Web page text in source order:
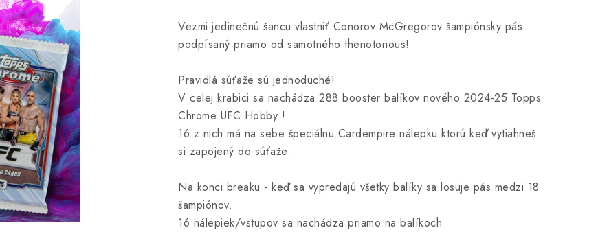
Vezmi jedinečnú šancu vlastniť Conorov McGregorov šampiónsky pás
podpísaný priamo od samotného thenotorious!
Pravidlá súťaže sú jednoduché!
V celej krabici sa nachádza 288 booster balíkov nového 2024-25 Topps
Chrome UFC Hobby !
16 z nich má na sebe špeciálnu Cardempire nálepku ktorú keď vytiahneš
si zapojený do súťaže.
Na konci breaku - keď sa vypredajú všetky balíky sa losuje pás medzi 18
šampiónov.
16 nálepiek/vstupov sa nachádza priamo na balíkoch